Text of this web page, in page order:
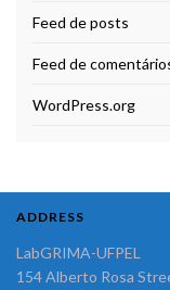
Feed de posts
Feed de
WordPress.org
ADDRESS
LabGRIMA-UFPEL
154 Alberto Rosa